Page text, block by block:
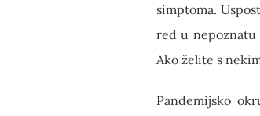
simptoma.
red u nepoznatu
Ako želite s
Pandemijsko